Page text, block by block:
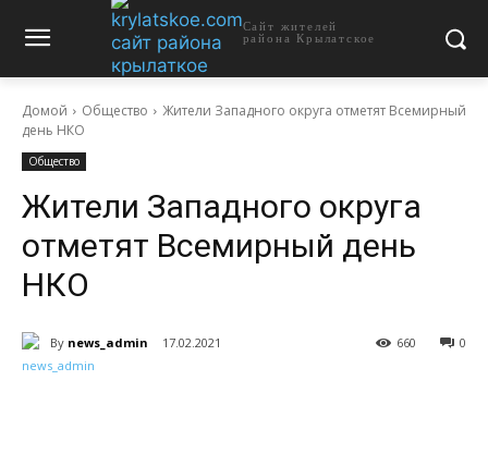
Сайт жителей
района Крылатское
Домой Общество
Жители Западного округа отметят Всемирный
день НКО
Общество
Жители Западного округа
отметят Всемирный день
НКО
By news_admin 17.02.2021 0
660